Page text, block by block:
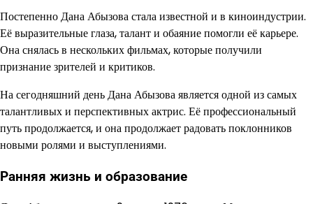
Постепенно Дана Абызова стала известной и в киноиндустрии.
Её выразительные глаза, талант и обаяние помогли её карьере.
Она снялась в нескольких фильмах, которые получили
признание зрителей и критиков.
На сегодняшний день Дана Абызова является одной из самых
талантливых и перспективных актрис. Её профессиональный
путь продолжается, и она продолжает радовать поклонников
новыми ролями и выступлениями.
Ранняя жизнь и образование